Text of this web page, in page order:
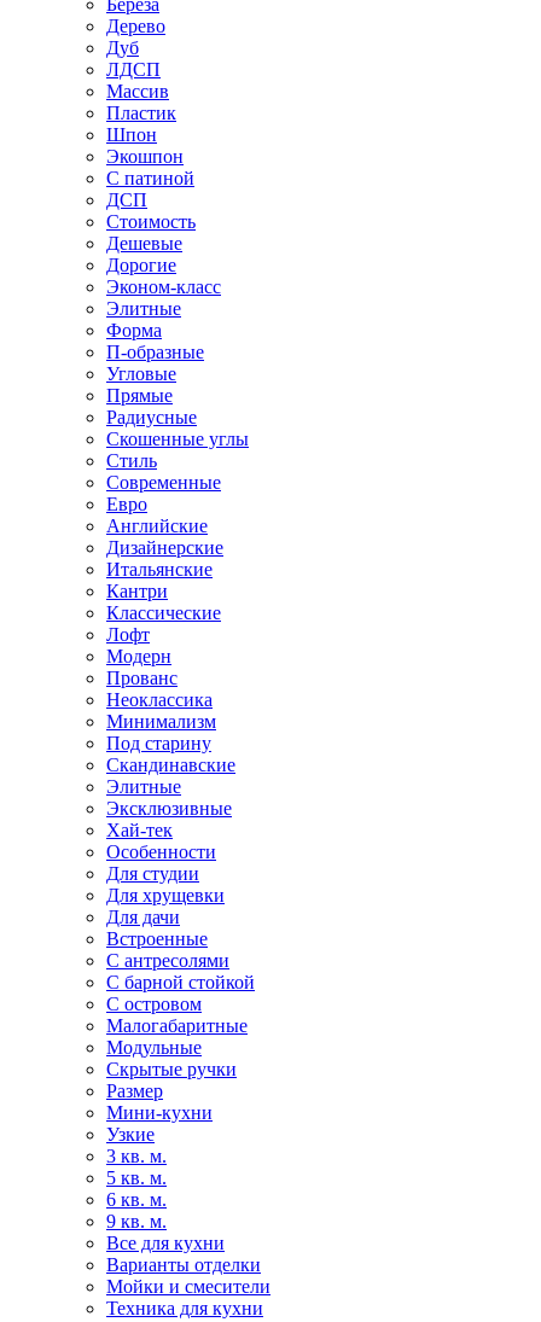
Береза
Дерево
Дуб
ЛДСП
Массив
Пластик
Шпон
Экошпон
С патиной
ДСП
Стоимость
Дешевые
Дорогие
Эконом-класс
Элитные
Форма
П-образные
Угловые
Прямые
Радиусные
Скошенные углы
Стиль
Современные
Евро
Английские
Дизайнерские
Итальянские
Кантри
Классические
Лофт
Модерн
Прованс
Неоклассика
Минимализм
Под старину
Скандинавские
Элитные
Эксклюзивные
Хай-тек
Особенности
Для студии
Для хрущевки
Для дачи
Встроенные
С антресолями
С барной стойкой
С островом
Малогабаритные
Модульные
Скрытые ручки
Размер
Мини-кухни
Узкие
3 кв. м.
5 кв. м.
6 кв. м.
9 кв. м.
Все для кухни
Варианты отделки
Мойки и смесители
Техника для кухни